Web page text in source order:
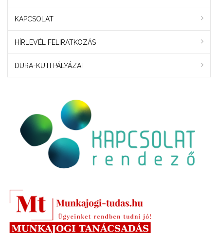
KAPCSOLAT
HÍRLEVÉL FELIRATKOZÁS
DURA-KUTI PÁLYÁZAT